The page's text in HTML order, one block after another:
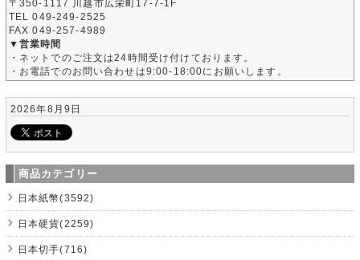
〒350-1117 川越市広栄町17-7-1F
TEL 049-249-2525
FAX 049-257-4989
▼営業時間
・ネットでのご注文は24時間受け付けております。
・お電話でのお問い合わせは9:00-18:00にお願いします。
2026年8月9日
商品カテゴリー
日本紙幣(3592)
日本硬貨(2259)
日本切手(716)